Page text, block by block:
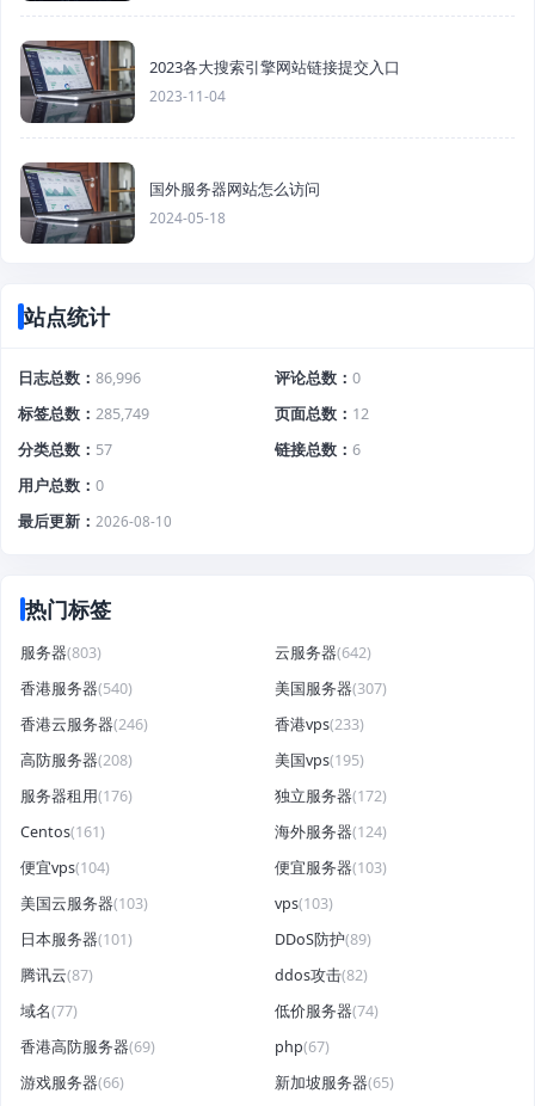
2023各大搜索引擎网站链接提交入口
2023-11-04
国外服务器网站怎么访问
2024-05-18
站点统计
日志总数 86,996 评论总数
0
标签总数
285,749 页面总数
12
分类总数
57 链接总数
6
用户总数
0
最后更新
2026-08-10
热门标签
服务器(803) 云服务器(642)
香港服务器(540) 美国服务器(307)
香港云服务器(246) 香港vps(233)
高防服务器(208) 美国vps(195)
服务器租用(176) 独立服务器(172)
Centos(161) 海外服务器(124)
便宜vps(104) 便宜服务器(103)
美国云服务器(103) vps(103)
日本服务器(101) DDoS防护(89)
腾讯云(87) ddos攻击(82)
域名(77) 低价服务器(74)
香港高防服务器(69) php(67)
游戏服务器(66) 新加坡服务器(65)